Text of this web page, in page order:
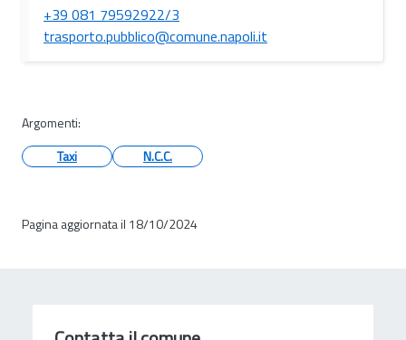
+39 081 79592922/3
trasporto.pubblico@comune.napoli.it
Argomenti:
Taxi
N.C.C.
Pagina aggiornata il 18/10/2024